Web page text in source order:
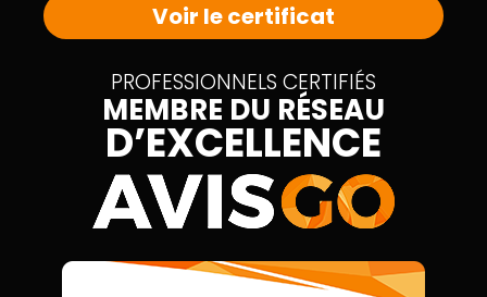
Voir le certificat
PROFESSIONNELS CERTIFIÉS
MEMBRE DU RÉSEAU
D’EXCELLENCE